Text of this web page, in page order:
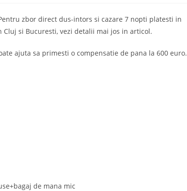
zbor direct dus-intors si cazare 7 nopti platesti in
si Bucuresti, vezi detalii mai jos in articol.
ajuta sa primesti o compensatie de pana la 600 euro.
de mana mic